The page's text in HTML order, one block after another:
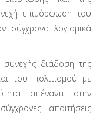
επιμόρφωση του
σύγχρονα λογισμικά
διάδοση της
του πολιτισμού με
απέναντι στην
απαιτήσεις